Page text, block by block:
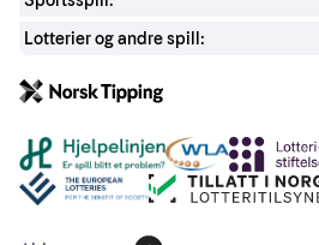
Lotterier og andre spill:
Andre lenker